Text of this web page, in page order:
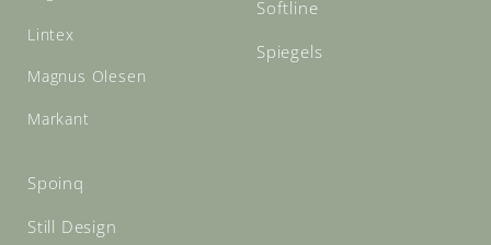
Lintex
Magnus Olesen
Markant
Softline
Spiegels
Spoinq
Still Design